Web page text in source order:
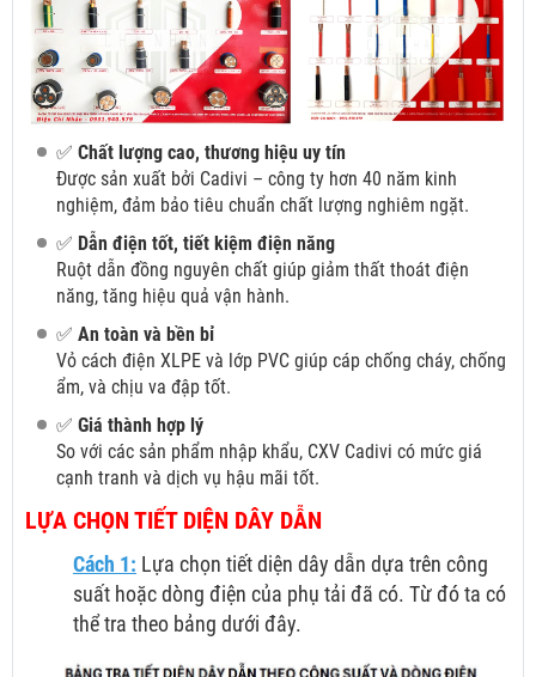
✅ Chất lượng cao, thương hiệu uy tín
Được sản xuất bởi Cadivi – công ty hơn 40 năm kinh
nghiệm, đảm bảo tiêu chuẩn chất lượng nghiêm ngặt.
✅ Dẫn điện tốt, tiết kiệm điện năng
Ruột dẫn đồng nguyên chất giúp giảm thất thoát điện
năng, tăng hiệu quả vận hành.
✅ An toàn và bền bỉ
Vỏ cách điện XLPE và lớp PVC giúp cáp chống cháy, chống
ẩm, và chịu va đập tốt.
✅ Giá thành hợp lý
So với các sản phẩm nhập khẩu, CXV Cadivi có mức giá
cạnh tranh và dịch vụ hậu mãi tốt.
LỰA CHỌN TIẾT DIỆN DÂY DẪN
Cách 1: Lựa chọn tiết diện dây dẫn dựa trên công
suất hoặc dòng điện của phụ tải đã có. Từ đó ta có
thể tra theo bảng dưới đây.